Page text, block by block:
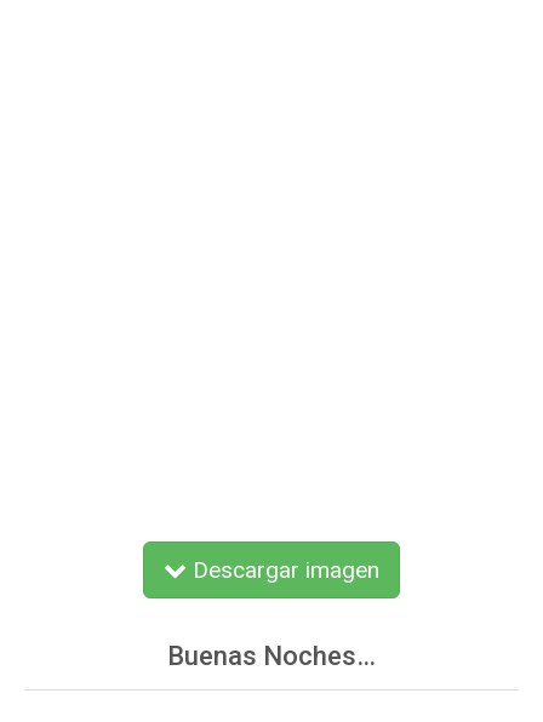
Descargar imagen
Buenas Noches…